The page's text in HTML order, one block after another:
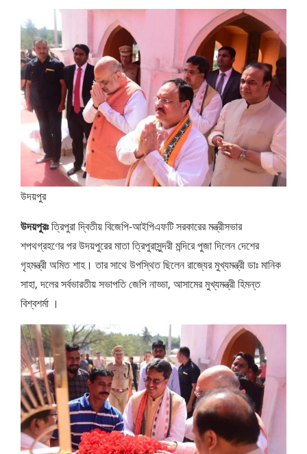
উদয়পুর
উদয়পুরঃত্রিপুরা দ্বিতীয় বিজেপি-আইপিএফটি সরকারের মন্ত্রীসভার
শপথগ্রহণের পর উদয়পুরের মাতা ত্রিপুরাসুন্দরী মন্দিরে পুজা দিলেন দেশের
গৃহমন্ত্রী অমিত শাহ। তার সাথে উপস্থিত ছিলেন রাজ্যের মুখ্যমন্ত্রী ডাঃ মানিক
সাহা, দলের সর্বভারতীয় সভাপতি জেপি নাড্ডা, আসামের মুখ্যমন্ত্রী হিমন্ত
বিশ্বশর্মা ।